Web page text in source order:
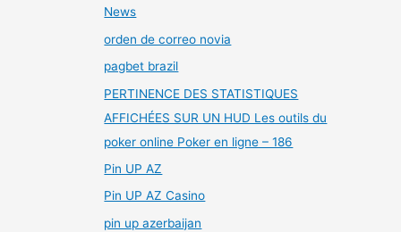
News
orden de correo novia
pagbet brazil
PERTINENCE DES STATISTIQUES
AFFICHÉES SUR UN HUD Les outils du
poker online Poker en ligne – 186
Pin UP AZ
Pin UP AZ Casino
pin up azerbaijan